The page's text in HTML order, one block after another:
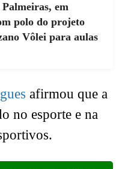
em
polo do projeto
Vôlei para aulas
afirmou que a
no esporte e na